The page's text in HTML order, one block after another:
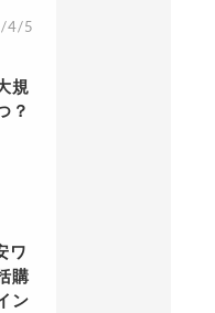
4/5
規
？
ワ
購
ン